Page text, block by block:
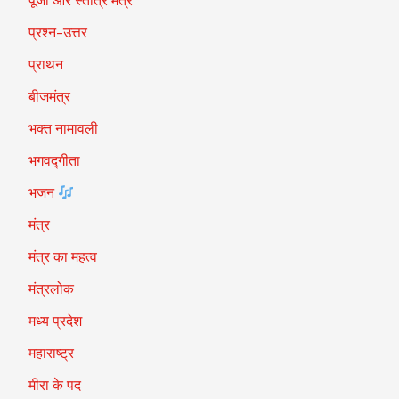
प्रश्न-उत्तर
प्राथन
बीजमंत्र
भक्त नामावली
भगवद्गीता
भजन
मंत्र
मंत्र का महत्व
मंत्रलोक
मध्य प्रदेश
महाराष्ट्र
मीरा के पद